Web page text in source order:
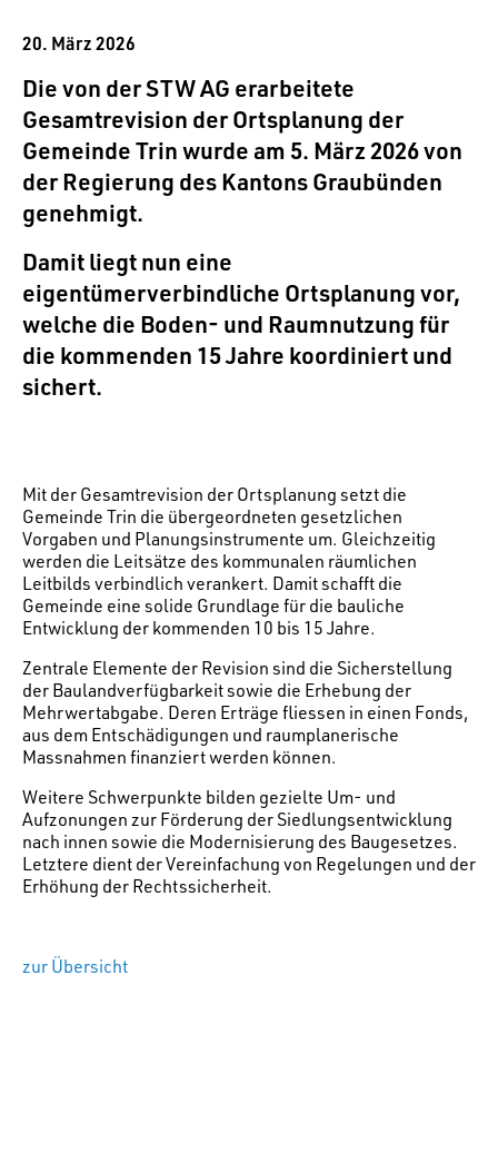
20. März 2026
Die von der STW AG erarbeitete
Gesamtrevision der Ortsplanung der
Gemeinde Trin wurde am 5. März 2026 von
der Regierung des Kantons Graubünden
genehmigt.
Damit liegt nun eine
eigentümerverbindliche Ortsplanung vor,
welche die Boden- und Raumnutzung für
die kommenden 15 Jahre koordiniert und
sichert.
Mit der Gesamtrevision der Ortsplanung setzt die
Gemeinde Trin die übergeordneten gesetzlichen
Vorgaben und Planungsinstrumente um. Gleichzeitig
werden die Leitsätze des kommunalen räumlichen
Leitbilds verbindlich verankert. Damit schafft die
Gemeinde eine solide Grundlage für die bauliche
Entwicklung der kommenden 10 bis 15 Jahre.
Zentrale Elemente der Revision sind die Sicherstellung
der Baulandverfügbarkeit sowie die Erhebung der
Mehrwertabgabe. Deren Erträge fliessen in einen Fonds,
aus dem Entschädigungen und raumplanerische
Massnahmen finanziert werden können.
Weitere Schwerpunkte bilden gezielte Um- und
Aufzonungen zur Förderung der Siedlungsentwicklung
nach innen sowie die Modernisierung des Baugesetzes.
Letztere dient der Vereinfachung von Regelungen und der
Erhöhung der Rechtssicherheit.
zur Übersicht